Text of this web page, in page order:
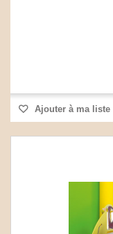
Ajouter à ma liste